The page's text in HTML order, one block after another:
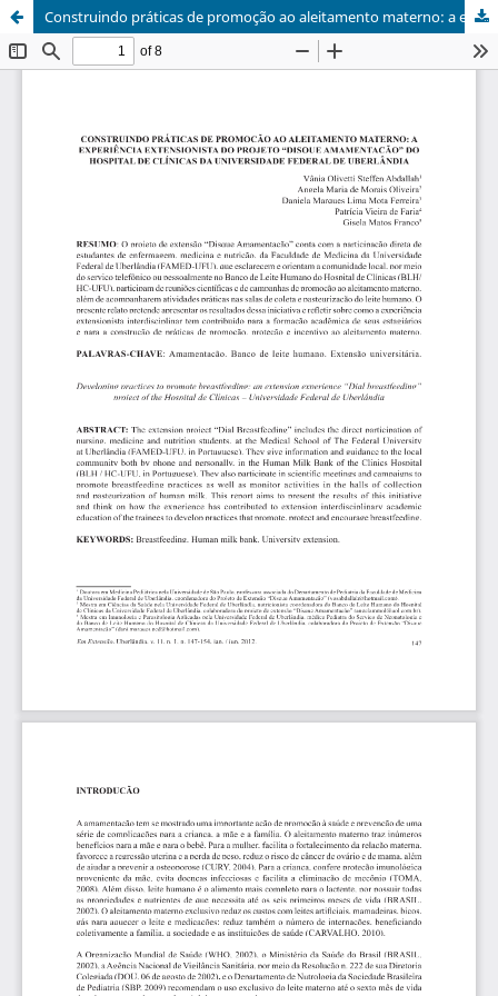
Construindo práticas de promoção ao aleitamento materno: a experiência extensionista do projeto "Disque Amamentação" do Hospital de Clínicas da Universidade Federal de Uberlândia